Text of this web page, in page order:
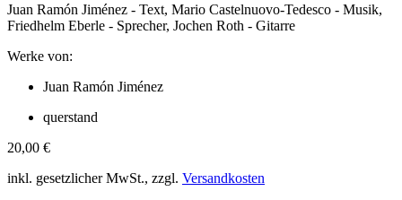
Juan Ramón Jiménez - Text, Mario Castelnuovo-Tedesco - Musik,
Friedhelm Eberle - Sprecher, Jochen Roth - Gitarre
Werke von:
Juan Ramón Jiménez
querstand
20,00 €
inkl. gesetzlicher MwSt., zzgl. Versandkosten